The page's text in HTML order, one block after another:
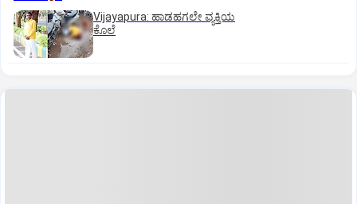
Vijayapura: ಹಾಡಹಗಲೇ ವ್ಯಕ್ತಿಯ
ಕೊಲೆ